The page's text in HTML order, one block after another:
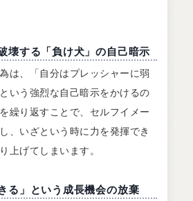
壊する「負け犬」の自己暗示
は、「自分はプレッシャーに弱
いう強烈な自己暗示をかけるの
繰り返すことで、セルフイメー
、いざという時に力を発揮でき
上げてしまいます。
る」という成長機会の放棄